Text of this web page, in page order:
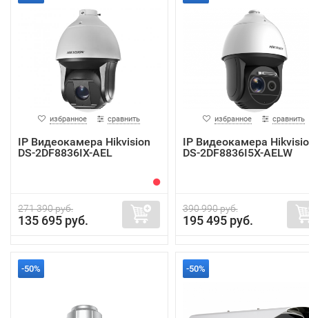
избранное сравнить
IP Видеокамера Hikvision
DS-2DF8836IX-AEL
271 390 руб.
135 695 руб.
избранное сравнить
IP Видеокамера
DS-2DF8836I5X-AELW
390 990 руб.
195 495 руб.
-50% -50%